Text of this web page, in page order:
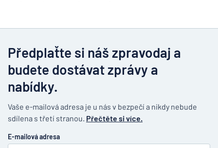
Předplaťte si náš zpravodaj a
budete dostávat zprávy a
nabídky.
Vaše e-mailová adresa je u nás v bezpečí a nikdy nebude
sdílena s třetí stranou. Přečtěte si více.
E-mailová adresa